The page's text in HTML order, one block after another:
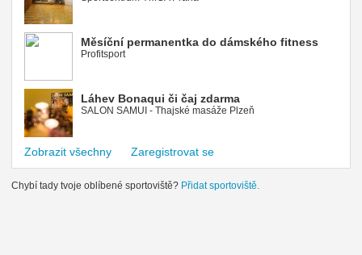
Měsíční permanentka do dámského fitness
Profitsport
Láhev Bonaqui či čaj zdarma
SALON SAMUI - Thajské masáže Plzeň
Zobrazit všechny Zaregistrovat se
Chybí tady tvoje oblíbené sportoviště? Přidat sportoviště.